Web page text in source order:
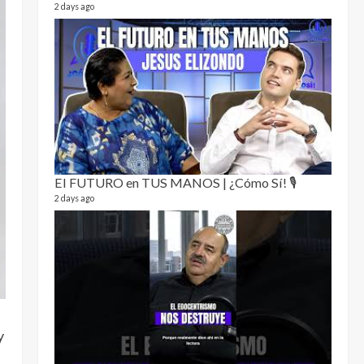
2 days ago
El FUTURO en TUS MANOS | ¿Cómo Sí! 🎙️
2 days ago
La
26